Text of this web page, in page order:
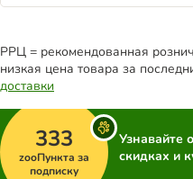
РРЦ = рекомендованная
низкая цена товара за
доставки
333
zooПункта за
подписку
Узнавайте
скидках и